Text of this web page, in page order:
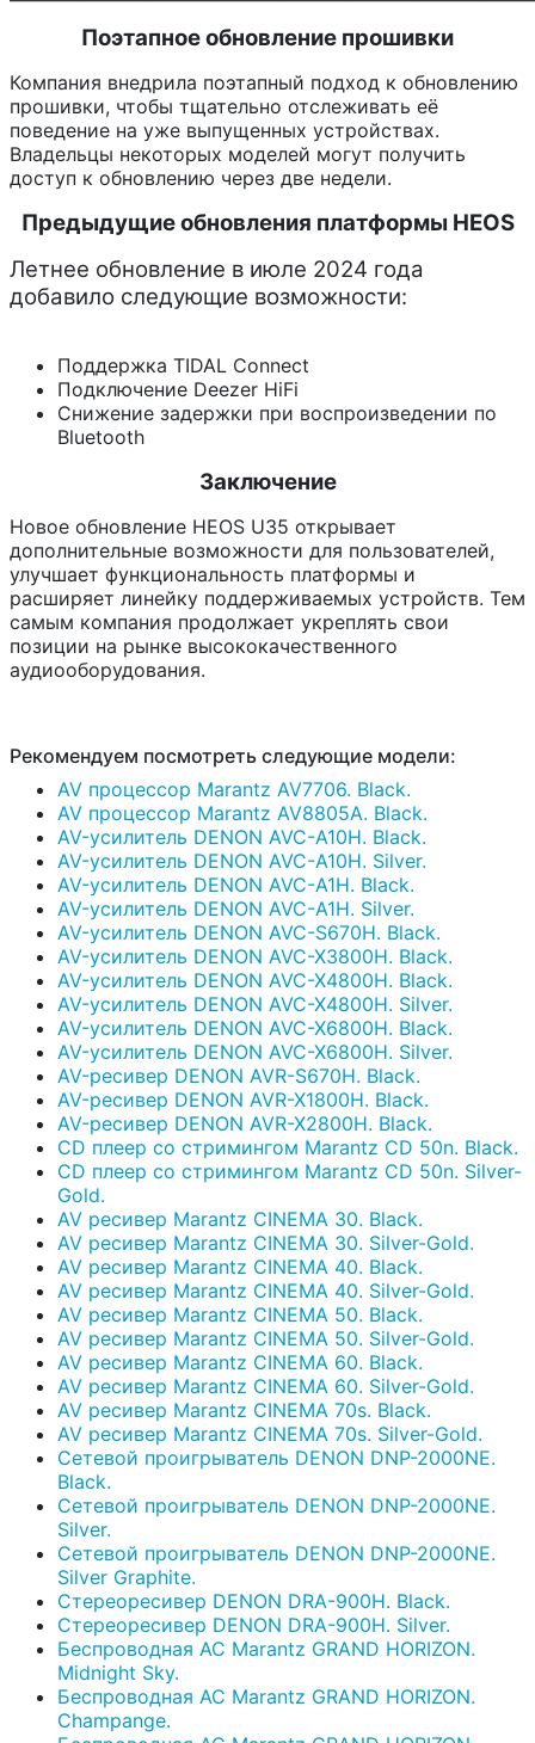
Поэтапное обновление прошивки
Компания внедрила поэтапный подход к обновлению
прошивки, чтобы тщательно отслеживать её
поведение на уже выпущенных устройствах.
Владельцы некоторых моделей могут получить
доступ к обновлению через две недели.
Предыдущие обновления платформы HEOS
Летнее обновление в июле 2024 года
добавило следующие возможности:
Поддержка TIDAL Connect
Подключение Deezer HiFi
Снижение задержки при воспроизведении по
Bluetooth
Заключение
Новое обновление HEOS U35 открывает
дополнительные возможности для пользователей,
улучшает функциональность платформы и
расширяет линейку поддерживаемых устройств. Тем
самым компания продолжает укреплять свои
позиции на рынке высококачественного
аудиооборудования.
Рекомендуем посмотреть следующие модели:
AV процессор Marantz AV7706. Black.
AV процессор Marantz AV8805A. Black.
AV-усилитель DENON AVC-A10H. Black.
AV-усилитель DENON AVC-A10H. Silver.
AV-усилитель DENON AVC-A1H. Black.
AV-усилитель DENON AVC-A1H. Silver.
AV-усилитель DENON AVC-S670H. Black.
AV-усилитель DENON AVC-X3800H. Black.
AV-усилитель DENON AVC-X4800H. Black.
AV-усилитель DENON AVC-X4800H. Silver.
AV-усилитель DENON AVC-X6800H. Black.
AV-усилитель DENON AVC-X6800H. Silver.
AV-ресивер DENON AVR-S670H. Black.
AV-ресивер DENON AVR-X1800H. Black.
AV-ресивер DENON AVR-X2800H. Black.
CD плеер со стримингом Marantz CD 50n. Black.
CD плеер со стримингом Marantz CD 50n. Silver-
Gold.
AV ресивер Marantz CINEMA 30. Black.
AV ресивер Marantz CINEMA 30. Silver-Gold.
AV ресивер Marantz CINEMA 40. Black.
AV ресивер Marantz CINEMA 40. Silver-Gold.
AV ресивер Marantz CINEMA 50. Black.
AV ресивер Marantz CINEMA 50. Silver-Gold.
AV ресивер Marantz CINEMA 60. Black.
AV ресивер Marantz CINEMA 60. Silver-Gold.
AV ресивер Marantz CINEMA 70s. Black.
AV ресивер Marantz CINEMA 70s. Silver-Gold.
Сетевой проигрыватель DENON DNP-2000NE.
Black.
Сетевой проигрыватель DENON DNP-2000NE.
Silver.
Сетевой проигрыватель DENON DNP-2000NE.
Silver Graphite.
Стереоресивер DENON DRA-900H. Black.
Стереоресивер DENON DRA-900H. Silver.
Беспроводная АС Marantz GRAND HORIZON.
Midnight Sky.
Беспроводная АС Marantz GRAND HORIZON.
Champange.